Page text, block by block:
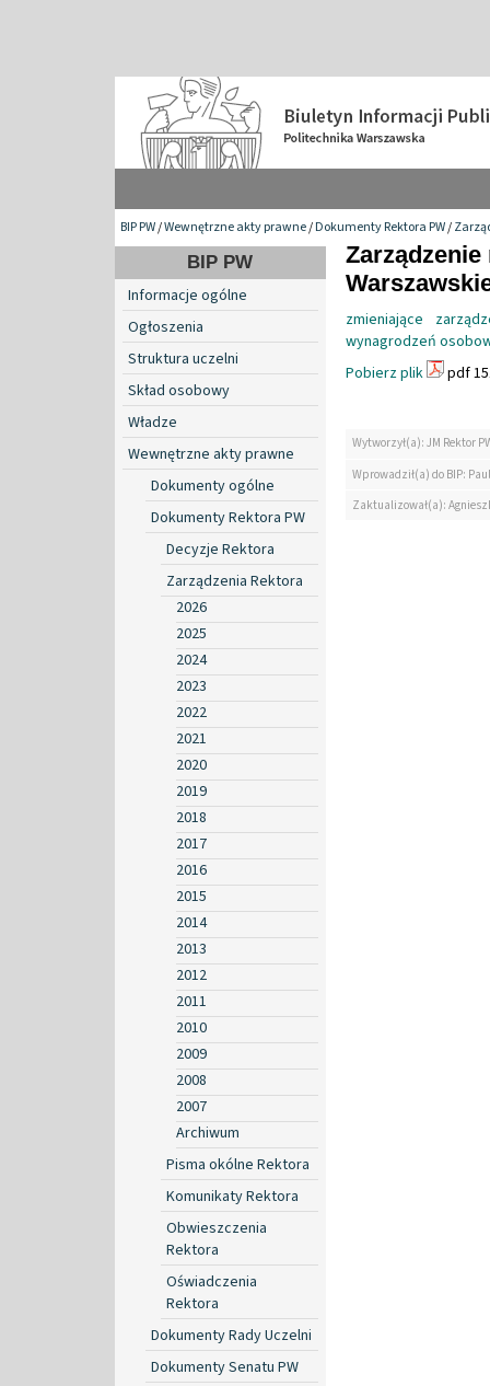
BIP PW/Wewnętrzne akty prawne/Dokumenty Rektora PW/
BIP PW
Informacje ogólne
Ogłoszenia
Struktura uczelni
Skład osobowy
Władze
Wewnętrzne akty prawne
Dokumenty ogólne
Dokumenty Rektora PW
Decyzje Rektora
Zarządzenia Rektora
2026
2025
2024
2023
2022
2021
2020
2019
2018
2017
2016
2015
2014
2013
2012
2011
2010
2009
2008
2007
Archiwum
Pisma okólne Rektora
Komunikaty Rektora
Obwieszczenia
Rektora
Oświadczenia
Rektora
Dokumenty Rady Uczelni
Dokumenty Senatu PW
zmieniające
wynagrodzeń
Pobierz plik
pdf
Wytworzył(a): JM Rektor
Wprowadził(a) do BIP:
Zaktualizował(a):